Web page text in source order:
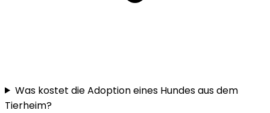
Was kostet die Adoption eines Hundes aus dem
Tierheim?